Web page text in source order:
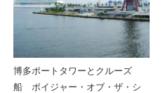
博多ポートタワーとクルーズ
船 ボイジャー・オブ・ザ・シ